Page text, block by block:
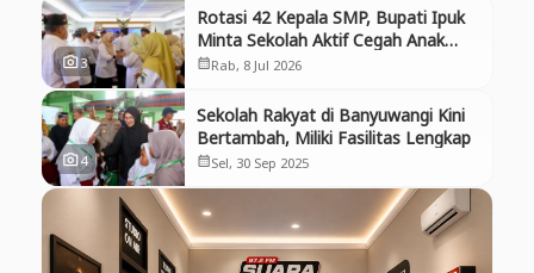
photo_camera3
Rotasi 42 Kepala SMP, Bupati Ipuk
Minta Sekolah Aktif Cegah Anak
Putus Sekolah
calendar_monthRab, 8 Jul 2026
photo_camera4
Sekolah Rakyat di Banyuwangi Kini
Bertambah, Miliki Fasilitas Lengkap
calendar_monthSel, 30 Sep 2025